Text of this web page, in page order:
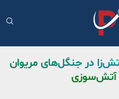
در جنگل‌های مریوان
آتش‌سوزی